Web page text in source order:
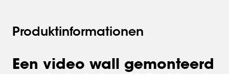
Produktinformationen
Een video wall gemonteerd